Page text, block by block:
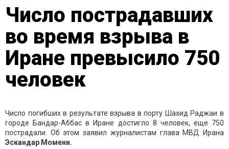
Число пострадавших
во время взрыва в
Иране превысило 750
человек
Число погибших в результате взрыва в порту Шахид Раджаи в
городе Бандар-Аббас в Иране достигло 8 человек, еще 750
пострадали. Об этом заявил журналистам глава МВД Ирана
Эскандар Момени.